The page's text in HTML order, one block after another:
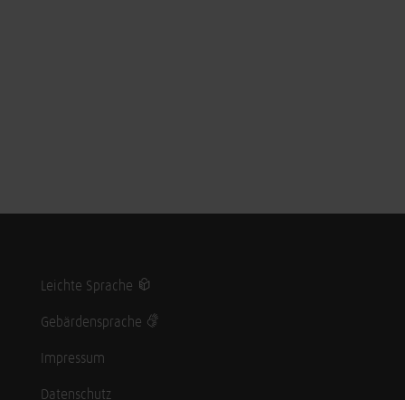
Leichte Sprache
Gebärdensprache
Impressum
Datenschutz